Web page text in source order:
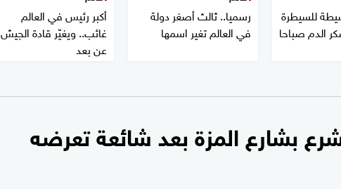
للسيطرة
الدم صباحا
رسميا.. ثالث أصغر دولة
في العالم تغير اسمها
أكبر رئيس في العالم
غائب.. ويغيّر قادة الجيش
عن بعد
بشارع المزة بعد شائعة تعرضه